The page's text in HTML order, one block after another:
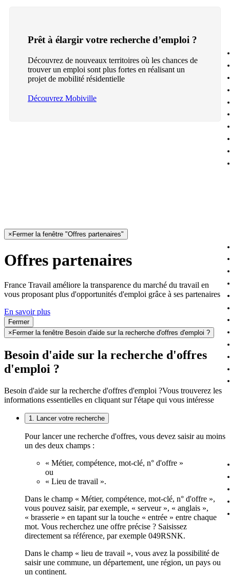
Prêt à élargir votre recherche d’emploi ?
Découvrez de nouveaux territoires où les chances de
trouver un emploi sont plus fortes en réalisant un
projet de mobilité résidentielle
Découvrez Mobiville
× Fermer la fenêtre "Offres partenaires"
Offres partenaires
France Travail améliore la transparence du marché du travail en
vous proposant plus d'opportunités d'emploi grâce à ses partenaires
En savoir plus
Fermer
× Fermer la fenêtre Besoin d'aide sur la recherche d'offres d'emploi ?
Besoin d'aide sur la recherche d'offres
d'emploi ?
Besoin d'aide sur la recherche d'offres d'emploi ?Vous trouverez les
informations essentielles en cliquant sur l'étape qui vous intéresse
1. Lancer votre recherche
Pour lancer une recherche d'offres, vous devez saisir au moins
un des deux champs :
« Métier, compétence, mot-clé, n° d'offre »
ou
« Lieu de travail ».
Dans le champ « Métier, compétence, mot-clé, n° d'offre »,
vous pouvez saisir, par exemple, « serveur », « anglais »,
« brasserie » en tapant sur la touche « entrée » entre chaque
mot. Vous recherchez une offre précise ? Saisissez
directement sa référence, par exemple 049RSNK.
Dans le champ « lieu de travail », vous avez la possibilité de
saisir une commune, un département, une région, un pays ou
un continent.